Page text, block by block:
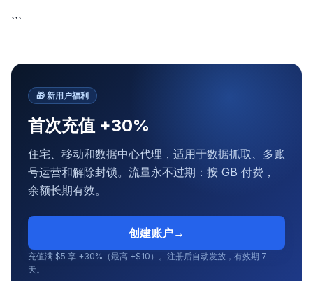
```
🎁 新用户福利
首次充值 +30%
住宅、移动和数据中心代理，适用于数据抓取、多账
号运营和解除封锁。流量永不过期：按 GB 付费，
余额长期有效。
创建账户→
充值满 $5 享 +30%（最高 +$10）。注册后自动发放，有效期 7
天。